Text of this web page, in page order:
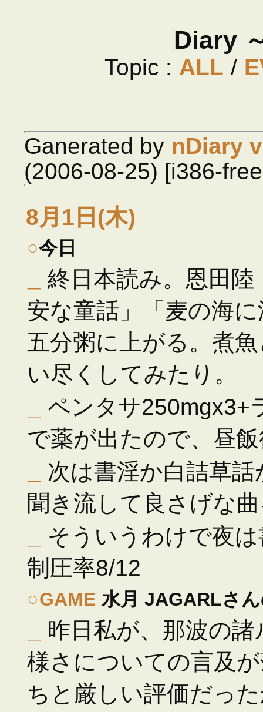
Diary
Topic : ALL /
Ganerated by nDiary
(2006-08-25) [i386-
8月1日(木)
○今日
終日本読み。恩田
安な童話」「麦の海
五分粥に上がる。煮
い尽くしてみたり。
ペンタサ250mgx3+
で薬が出たので、昼
次は書淫か白詰草
聞き流して良さげな
そういうわけで夜
制圧率8/12
○GAME 水月 JAGARLさ
昨日私が、那波の
様さについての言及
ちと厳しい評価だっ